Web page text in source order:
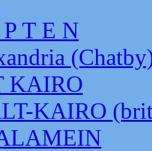
T E N
KAIRO
KAIRO